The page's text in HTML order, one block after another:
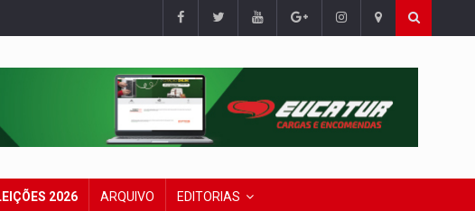
2026 ARQUIVO EDITORIAS